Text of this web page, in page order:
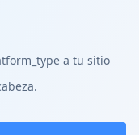
a tu sitio